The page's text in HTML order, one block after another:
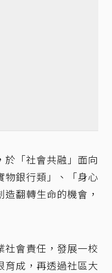
「社會共融」面向
物銀行類」、「身心
翻轉生命的機會，
會責任，發展一校
成，再透過社區大